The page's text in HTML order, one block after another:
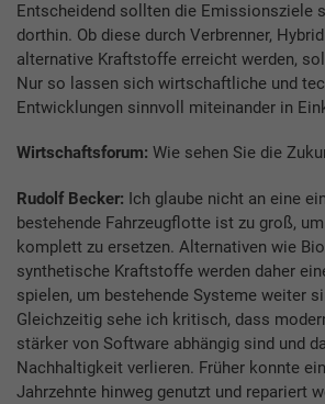
Entscheidend sollten die Emissionsziele
dorthin. Ob diese durch Verbrenner,
alternative Kraftstoffe erreicht werden,
Nur so lassen sich wirtschaftliche und
Entwicklungen sinnvoll miteinander in
Wirtschaftsforum: Wie sehen Sie die
Rudolf Becker: Ich glaube nicht an eine
bestehende Fahrzeugflotte ist zu groß,
komplett zu ersetzen. Alternativen wie
synthetische Kraftstoffe werden daher
spielen, um bestehende Systeme weiter
Gleichzeitig sehe ich kritisch, dass
stärker von Software abhängig sind und
Nachhaltigkeit verlieren. Früher konnte
Jahrzehnte hinweg genutzt und repariert